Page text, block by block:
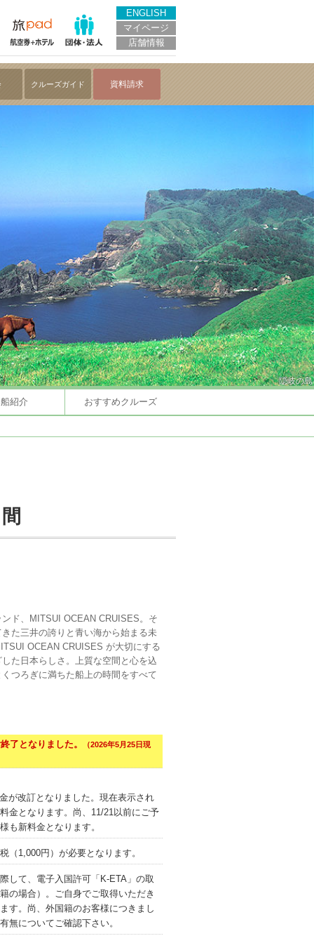
ENGLISH
マイページ
店舗情報
クルーズガイド 資料請求
隠岐の島
紹介 おすすめクルーズ
ド、MITSUI OCEAN CRUISES。そ
た三井の誇りと青い海から始まる未
OCEAN CRUISES が大切にする
た日本らしさ。上質な空間と心を込
つろぎに満ちた船上の時間をすべて
了となりました。 （2026年5月25日現
が改訂となりました。現在表示され
金となります。尚、11/21以前にご予
も新料金となります。
（1,000円）が必要となります。
して、電子入国許可「K-ETA」の取
の場合）。ご自身でご取得いただき
す。尚、外国籍のお客様につきまし
無についてご確認下さい。